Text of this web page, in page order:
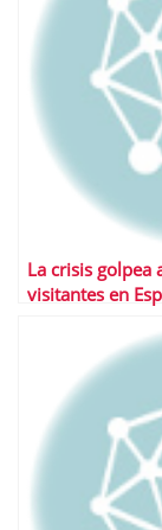
La crisis golpea
visitantes en